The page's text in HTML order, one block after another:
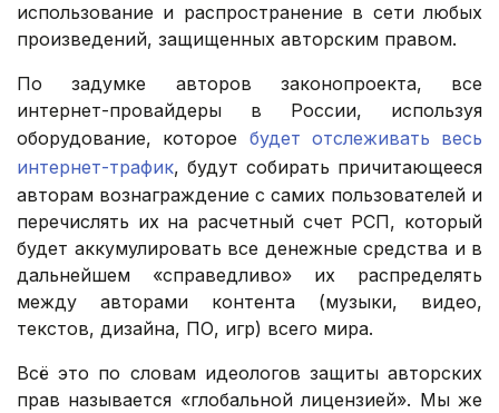
использование и распространение в сети любых
произведений, защищенных авторским правом.
По задумке авторов законопроекта, все
интернет-провайдеры в России, используя
оборудование, которое будет отслеживать весь
интернет-трафик, будут собирать причитающееся
авторам вознаграждение с самих пользователей и
перечислять их на расчетный счет РСП, который
будет аккумулировать все денежные средства и в
дальнейшем «справедливо» их распределять
между авторами контента (музыки, видео,
текстов, дизайна, ПО, игр) всего мира.
Всё это по словам идеологов защиты авторских
прав называется «глобальной лицензией». Мы же